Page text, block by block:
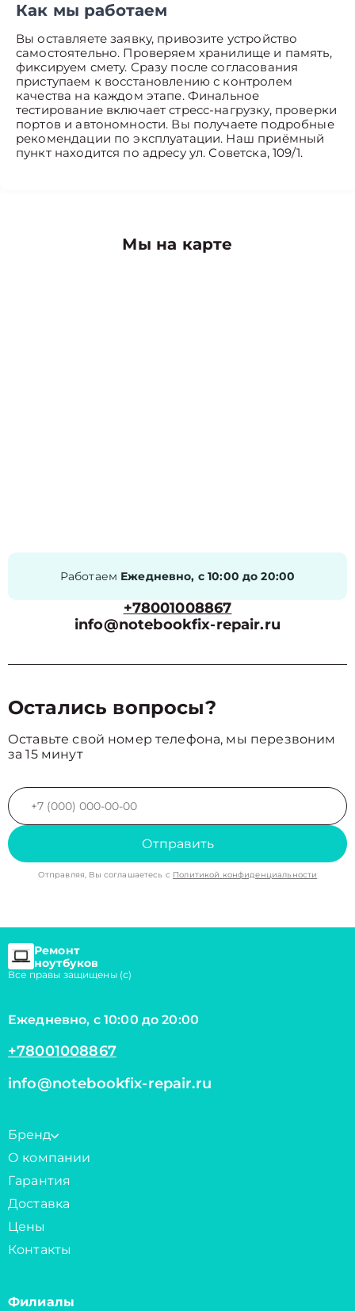
Как мы работаем
Вы оставляете заявку, привозите устройство
самостоятельно. Проверяем хранилище и память,
фиксируем смету. Сразу после согласования
приступаем к восстановлению с контролем
качества на каждом этапе. Финальное
тестирование включает стресс-нагрузку, проверки
портов и автономности. Вы получаете подробные
рекомендации по эксплуатации. Наш приёмный
пункт находится по адресу ул. Советска, 109/1.
Мы на карте
Работаем Ежедневно, с 10:00 до 20:00
+78001008867
info@notebookfix-repair.ru
Остались вопросы?
Оставьте свой номер телефона, мы перезвоним
за 15 минут
Отправить
Отправляя, Вы соглашаетесь с Политикой конфиденциальности
Ремонт
ноутбуков
Все правы защищены (с)
Ежедневно, с 10:00 до 20:00
+78001008867
info@notebookfix-repair.ru
Бренд
О компании
Гарантия
Доставка
Цены
Контакты
Филиалы